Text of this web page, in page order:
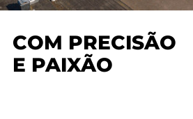
COM PRECISÃO
E PAIXÃO